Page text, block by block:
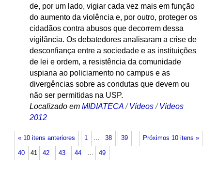
de, por um lado, vigiar cada vez mais em função
do aumento da violência e, por outro, proteger os
cidadãos contra abusos que decorrem dessa
vigilância. Os debatedores analisaram a crise de
desconfiança entre a sociedade e as instituições
de lei e ordem, a resistência da comunidade
uspiana ao policiamento no campus e as
divergências sobre as condutas que devem ou
não ser permitidas na USP.
Localizado em MIDIATECA /Vídeos /Vídeos
2012
« 10 itens anteriores Próximos 10 itens »
1 … 38 39
40 41 42 43 44 … 49